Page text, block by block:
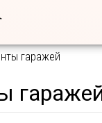
гаражей